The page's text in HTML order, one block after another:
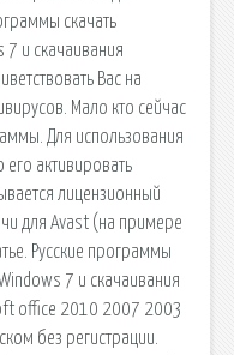
скачать
и скачаивания
Вас на
Мало кто сейчас
Для использования
активировать
лицензионный
для Avast (на примере
Русские программы
7 и скачаивания
office 2010 2007 2003
без регистрации.